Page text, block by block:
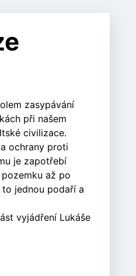
zasypávání
při našem
civilizace.
ochrany proti
je zapotřebí
až po
jednou podaří a
vyjádření Lukáše